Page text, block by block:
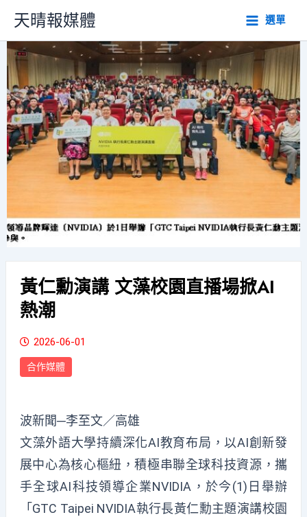
主
容
天晴報媒體 選單
黃仁勳演講 文藻校園直播場掀AI
熱潮
2026-06-01
合作媒體
波新聞─李至文／高雄
文藻外語大學持續深化AI教育布局，以AI創新發
展中心為核心樞紐，積極串聯全球科技資源，攜
手全球AI科技領導企業NVIDIA，於今(1)日舉辦
「GTC Taipei NVIDIA執行長黃仁勳主題演講校園